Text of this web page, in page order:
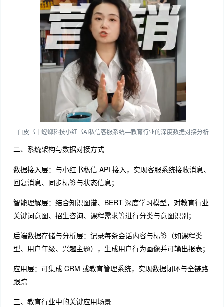
白皮书｜螳螂科技小红书AI私信客服系统—教育行业的深度数据对接分析
二、系统架构与数据对接方式
数据接入层：与小红书私信 API 接入，实现客服系统接收消息、
回复消息、同步标签与状态信息；
智能理解层：结合知识图谱、BERT 深度学习模型，对教育行业
关键词意图、招生咨询、课程需求等进行分类与意图识别；
后端数据存储与分析层：记录每条会话内容与标签（如课程类
型、用户年级、兴趣主题），生成用户行为画像并可输出报表；
应用层：可集成 CRM 或教育管理系统，实现数据闭环与全链路
跟踪
三、教育行业中的关键应用场景